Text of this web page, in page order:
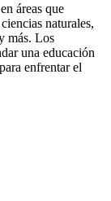
áreas que
naturales,
más. Los
una educación
enfrentar el